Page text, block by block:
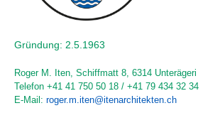
Gründung: 2.5.1963
Roger M. Iten, Schiffmatt 8, 6314 Unterägeri
Telefon +41 41 750 50 18 / +41 79 434 32 34
E-Mail: roger.m.iten@itenarchitekten.ch